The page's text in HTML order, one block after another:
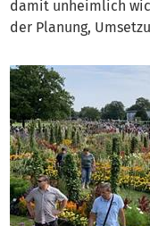
damit unheimlich
der Planung,